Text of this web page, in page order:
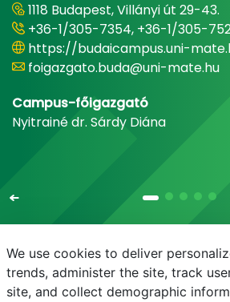
1118 Budapest, Villányi út 29-43.
+36-1/305-7354, +36-1/305-
https://budaicampus.uni-
foigazgato.buda@uni-mate.hu
Campus-főigazgató
Nyitrainé dr. Sárdy Diána
E-mail Telefonkönyv
We use cookies to deliver
trends, administer the site, track
site, and collect demographic